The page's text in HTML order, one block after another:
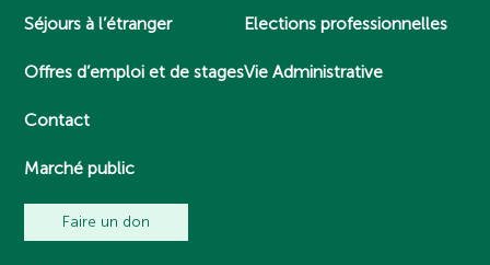
Séjours à l’étranger
Offres d’emploi et de stages
Contact
Marché public
Elections professionnelles
Vie Administrative
Faire un don